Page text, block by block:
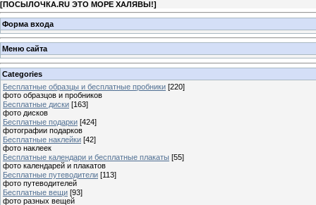
[ПОСЫЛОЧКА.RU ЭТО МОРЕ ХАЛЯВЫ!]
Форма входа
Меню сайта
Categories
Бесплатные образцы и бесплатные пробники [220]
фото образцов и пробников
Бесплатные диски [163]
фото дисков
Бесплатные подарки [424]
фотографии подарков
Бесплатные наклейки [42]
фото наклеек
Бесплатные календари и бесплатные плакаты [55]
фото календарей и плакатов
Бесплатные путеводители [113]
фото путеводителей
Бесплатные вещи [93]
фото разных вещей